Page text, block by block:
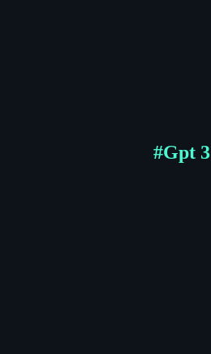
#Gpt 3